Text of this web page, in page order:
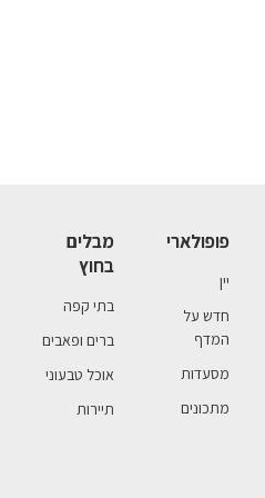
פופולארי
יין
חדש על
המדף
מסעדות
מתכונים
מבלים
בחוץ
בתי קפה
ברים ופאבים
אוכל טבעוני
תיירות